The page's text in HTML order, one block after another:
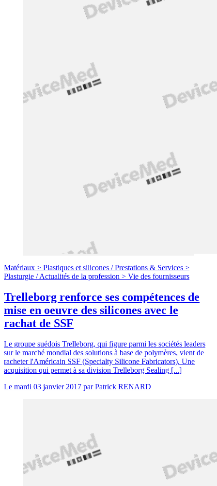
Matériaux > Plastiques et silicones /Prestations & Services >
Plasturgie /Actualités de la profession > Vie des fournisseurs
Trelleborg renforce ses compétences de
mise en oeuvre des silicones avec le
rachat de SSF
Le groupe suédois Trelleborg, qui figure parmi les sociétés leaders
sur le marché mondial des solutions à base de polymères, vient de
racheter l'Américain SSF (Specialty Silicone Fabricators). Une
acquisition qui permet à sa division Trelleborg Sealing [...]
Le mardi 03 janvier 2017 parPatrick RENARD